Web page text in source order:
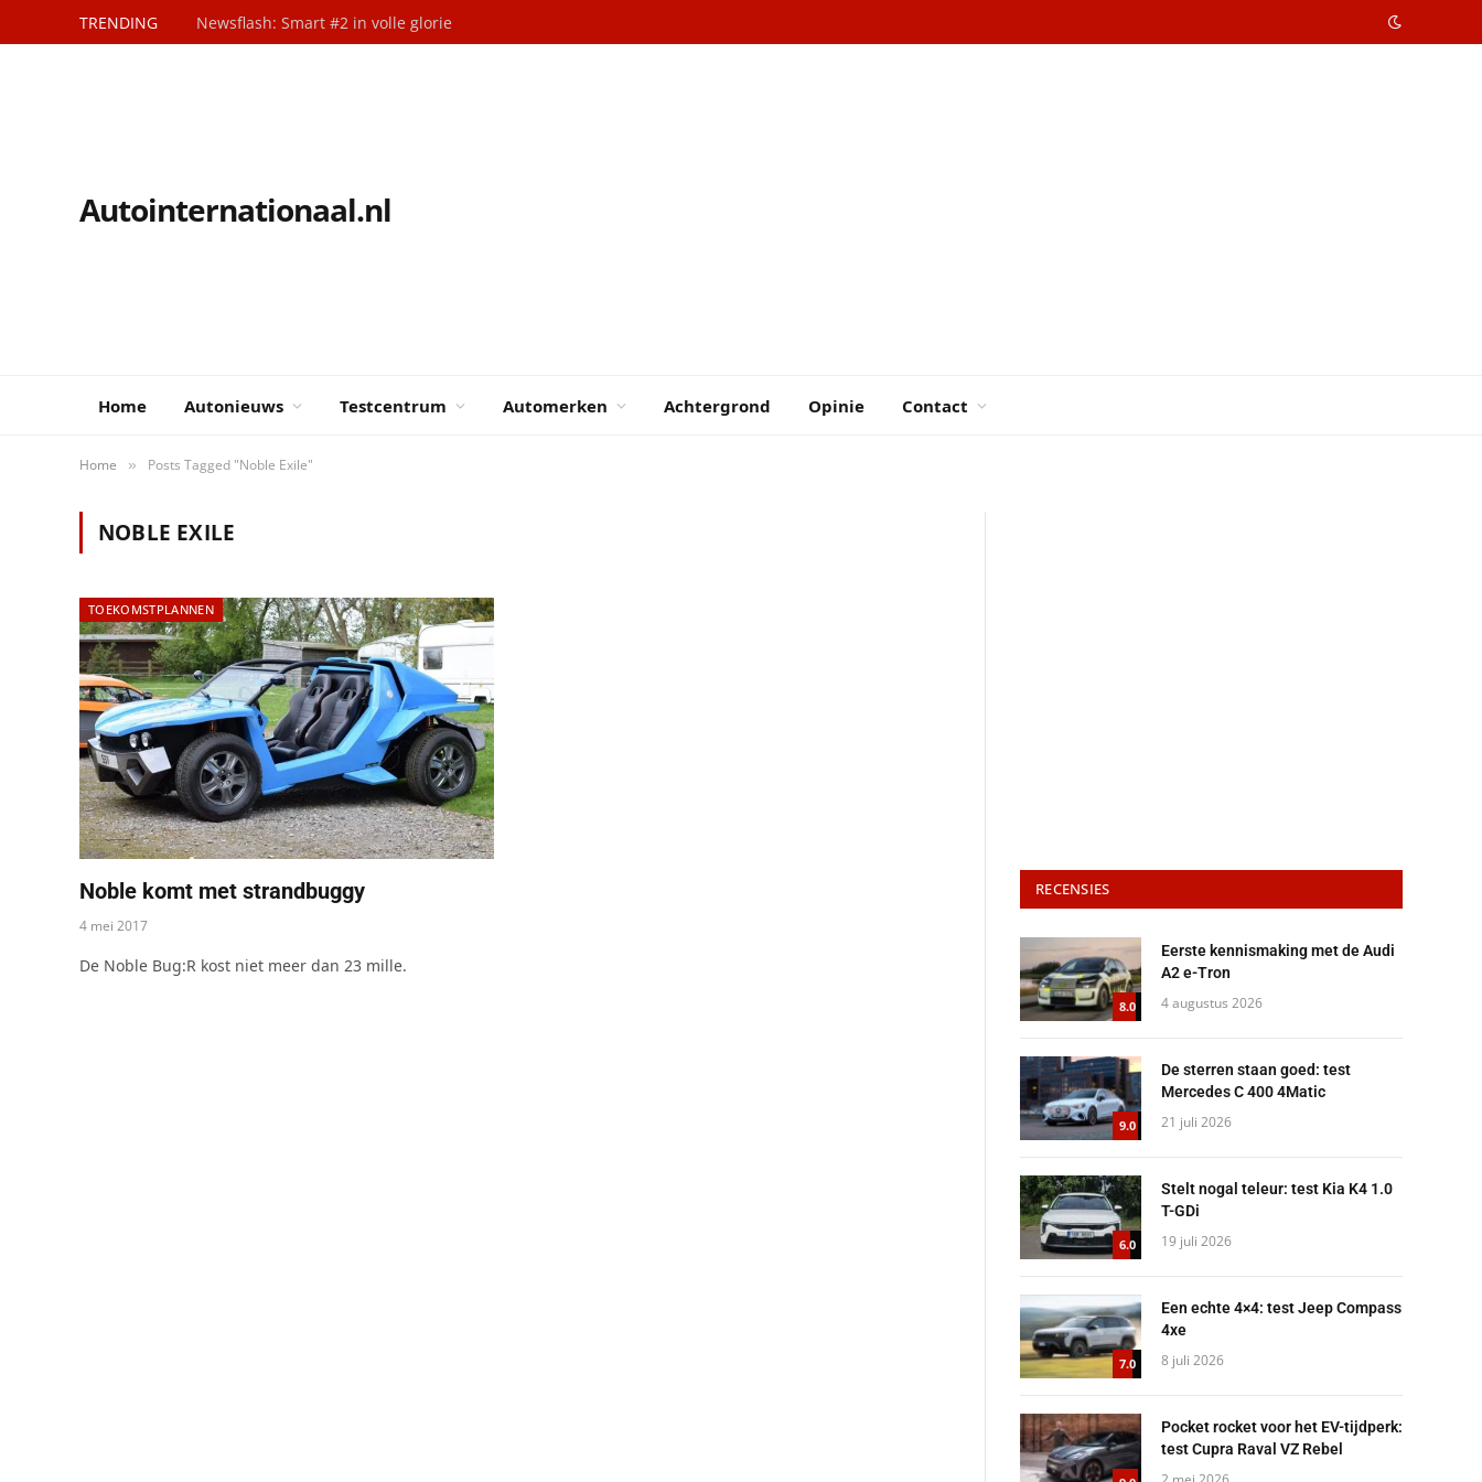
TRENDING Newsflash: Smart #2 in volle glorie
Autointernationaal.nl
Home Autonieuws Testcentrum Automerken Achtergrond Opinie Contact
Home » Posts Tagged "Noble Exile"
NOBLE EXILE
TOEKOMSTPLANNEN
Noble komt met strandbuggy
4 mei 2017
De Noble Bug:R kost niet meer dan 23 mille.
RECENSIES
8.0
Eerste kennismaking met de Audi
A2 e-Tron
4 augustus 2026
9.0
De sterren staan goed: test
Mercedes C 400 4Matic
21 juli 2026
6.0
Stelt nogal teleur: test Kia K4 1.0
T-GDi
19 juli 2026
7.0
Een echte 4×4: test Jeep Compass
4xe
8 juli 2026
Pocket rocket voor het EV-tijdperk:
test Cupra Raval VZ Rebel